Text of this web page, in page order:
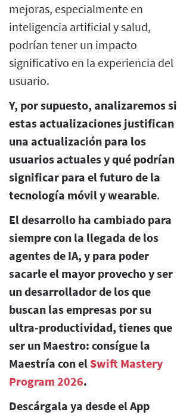
mejoras, especialmente en
inteligencia artificial y salud,
podrían tener un impacto
significativo en la experiencia del
usuario.
Y, por supuesto, analizaremos si
estas actualizaciones justifican
una actualización para los
usuarios actuales y qué podrían
significar para el futuro de la
tecnología móvil y wearable.
El desarrollo ha cambiado para
siempre con la llegada de los
agentes de IA, y para poder
sacarle el mayor provecho y ser
un desarrollador de los que
buscan las empresas por su
ultra-productividad, tienes que
ser un Maestro: consígue la
Maestría con el Swift Mastery
Program 2026.
Descárgala ya desde el App